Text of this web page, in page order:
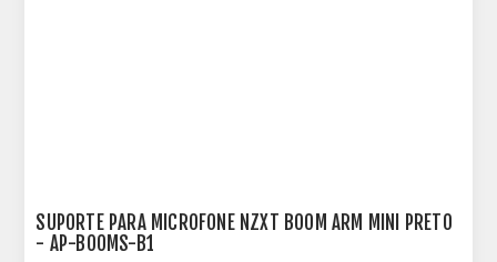
SUPORTE PARA MICROFONE NZXT BOOM ARM MINI PRETO
- AP-BOOMS-B1